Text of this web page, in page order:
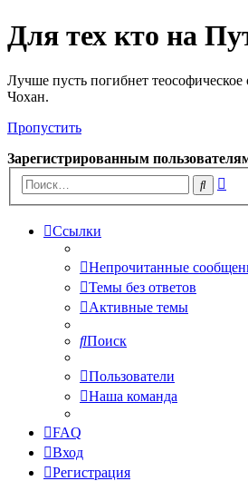
Для тех кто на
Лучше пусть погибнет
Чохан.
Пропустить
Зарегистрированным
Поиск
Ссылки
Непрочитанные
Темы без ответов
Активные темы
Поиск
Пользователи
Наша команда
FAQ
Вход
Регистрация